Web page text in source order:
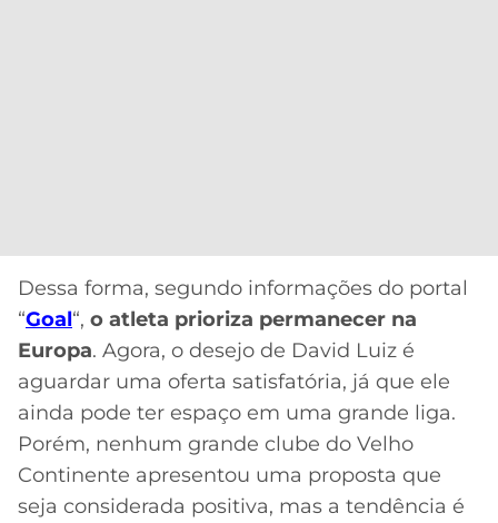
ATLÉTICO
MG
CRUZEIRO
LALIGA
Dessa forma, segundo informações do portal
“Goal“, o atleta prioriza permanecer na
Europa. Agora, o desejo de David Luiz é
aguardar uma oferta satisfatória, já que ele
ainda pode ter espaço em uma grande liga.
Porém, nenhum grande clube do Velho
Continente apresentou uma proposta que
seja considerada positiva, mas a tendência é